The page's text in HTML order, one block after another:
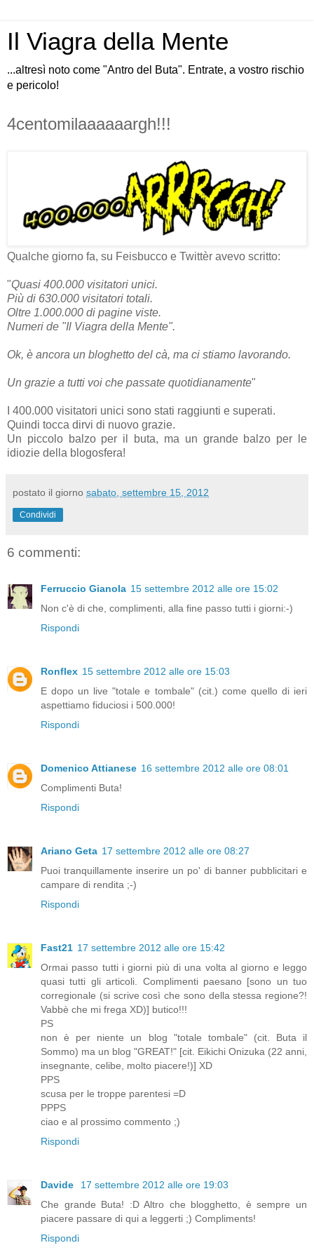
Il Viagra della Mente
...altresì noto come "Antro del Buta". Entrate, a vostro rischio
e pericolo!
4centomilaaaaaargh!!!
Qualche giorno fa, su Feisbucco e Twittèr avevo scritto:
"Quasi 400.000 visitatori unici.
Più di 630.000 visitatori totali.
Oltre 1.000.000 di pagine viste.
Numeri de "Il Viagra della Mente".
Ok, è ancora un bloghetto del cà, ma ci stiamo lavorando.
Un grazie a tutti voi che passate quotidianamente"
I 400.000 visitatori unici sono stati raggiunti e superati.
Quindi tocca dirvi di nuovo grazie.
Un piccolo balzo per il buta, ma un grande balzo per le
idiozie della blogosfera!
postato il giorno sabato, settembre 15, 2012
Condividi
6 commenti:
Ferruccio Gianola 15 settembre 2012 alle ore 15:02
Non c'è di che, complimenti, alla fine passo tutti i giorni:-)
Rispondi
Ronflex 15 settembre 2012 alle ore 15:03
E dopo un live "totale e tombale" (cit.) come quello di ieri
aspettiamo fiduciosi i 500.000!
Rispondi
Domenico Attianese 16 settembre 2012 alle ore 08:01
Complimenti Buta!
Rispondi
Ariano Geta 17 settembre 2012 alle ore 08:27
Puoi tranquillamente inserire un po' di banner pubblicitari e
campare di rendita ;-)
Rispondi
Fast21 17 settembre 2012 alle ore 15:42
Ormai passo tutti i giorni più di una volta al giorno e leggo
quasi tutti gli articoli. Complimenti paesano [sono un tuo
corregionale (si scrive così che sono della stessa regione?!
Vabbè che mi frega XD)] butico!!!
PS
non è per niente un blog "totale tombale" (cit. Buta il
Sommo) ma un blog "GREAT!" [cit. Eikichi Onizuka (22 anni,
insegnante, celibe, molto piacere!)] XD
PPS
scusa per le troppe parentesi =D
PPPS
ciao e al prossimo commento ;)
Rispondi
Davide
17 settembre 2012 alle ore 19:03
Che grande Buta! :D Altro che blogghetto, è sempre un
piacere passare di qui a leggerti ;) Compliments!
Rispondi